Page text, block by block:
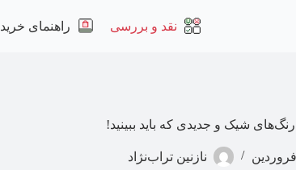
نقد و بررسی راهنمای خرید
شیک و جدیدی که باید ببینید!
نازنین تراب‌نژاد